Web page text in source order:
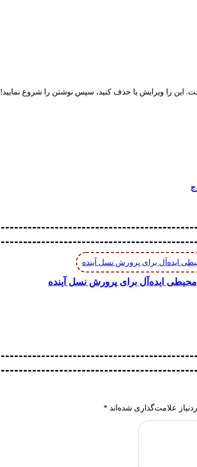
این را ویرایش یا حذف کنید، سپس نوشتن را شروع نمایید!
ایده‌آل برای پرورش نسل آینده
علامت‌گذاری شده‌اند *